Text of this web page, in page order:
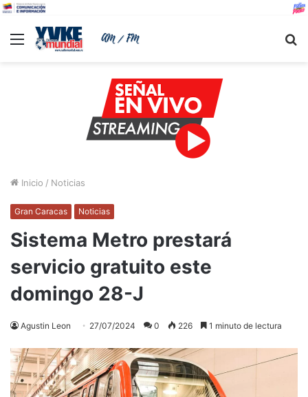
Menu
Inicio / Noticias
Gran Caracas Noticias
Sistema Metro prestará
servicio gratuito este
domingo 28-J
Agustin Leon 27/07/2024 0 226 1 minuto de lectura